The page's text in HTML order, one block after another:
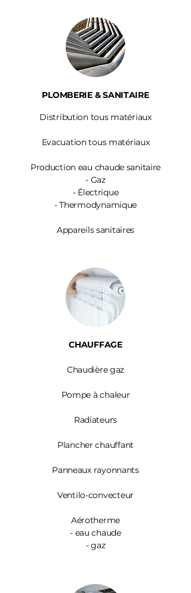
PLOMBERIE & SANITAIRE
Distribution tous matériaux
Evacuation tous matériaux
Production eau chaude sanitaire
- Gaz
- Électrique
- Thermodynamique
Appareils sanitaires
CHAUFFAGE
Chaudière gaz
Pompe à chaleur
Radiateurs
Plancher chauffant
Panneaux rayonnants
Ventilo-convecteur
Aérotherme
- eau chaude
- gaz